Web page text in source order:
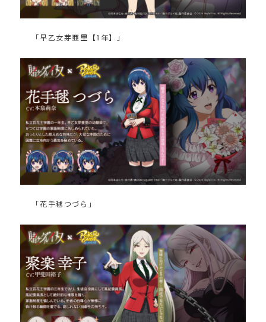
「早乙女芽亜里【1年】」
「花手毬つづら」